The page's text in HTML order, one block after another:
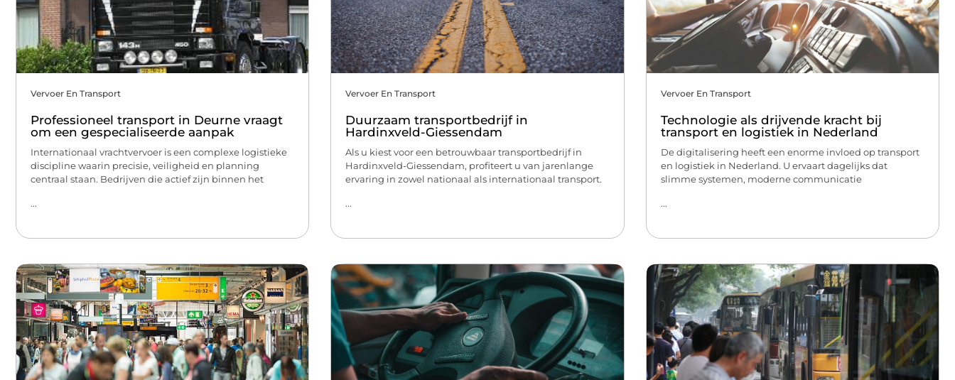
Vervoer En Transport
Professioneel transport in Deurne vraagt
om een gespecialiseerde aanpak
Internationaal vrachtvervoer is een complexe logistieke
discipline waarin precisie, veiligheid en planning
centraal staan. Bedrijven die actief zijn binnen het
...
Vervoer En Transport
Duurzaam transportbedrijf in
Hardinxveld-Giessendam
Als u kiest voor een betrouwbaar transportbedrijf in
Hardinxveld-Giessendam, profiteert u van jarenlange
ervaring in zowel nationaal als internationaal transport.
...
Vervoer En Transport
Technologie als drijvende kracht bij
transport en logistiek in Nederland
De digitalisering heeft een enorme invloed op transport
en logistiek in Nederland. U ervaart dagelijks dat
slimme systemen, moderne communicatie
...